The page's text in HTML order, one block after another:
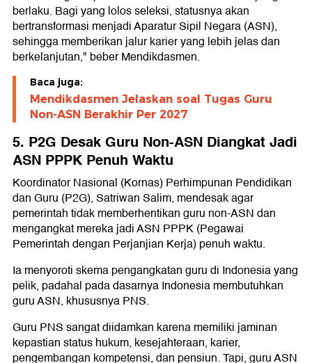
berlaku. Bagi yang lolos seleksi, statusnya akan
bertransformasi menjadi Aparatur Sipil Negara (ASN),
sehingga memberikan jalur karier yang lebih jelas dan
berkelanjutan," beber Mendikdasmen.
Baca juga:
Mendikdasmen Jelaskan soal Tugas Guru
Non-ASN Berakhir Per 2027
5. P2G Desak Guru Non-ASN Diangkat Jadi
ASN PPPK Penuh Waktu
Koordinator Nasional (Kornas) Perhimpunan Pendidikan
dan Guru (P2G), Satriwan Salim, mendesak agar
pemerintah tidak memberhentikan guru non-ASN dan
mengangkat mereka jadi ASN PPPK (Pegawai
Pemerintah dengan Perjanjian Kerja) penuh waktu.
Ia menyoroti skema pengangkatan guru di Indonesia yang
pelik, padahal pada dasarnya Indonesia membutuhkan
guru ASN, khususnya PNS.
Guru PNS sangat diidamkan karena memiliki jaminan
kepastian status hukum, kesejahteraan, karier,
pengembangan kompetensi, dan pensiun. Tapi, guru ASN